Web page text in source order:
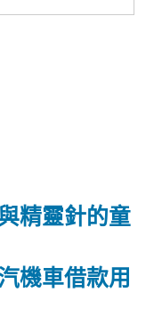
精靈針的童
機車借款用